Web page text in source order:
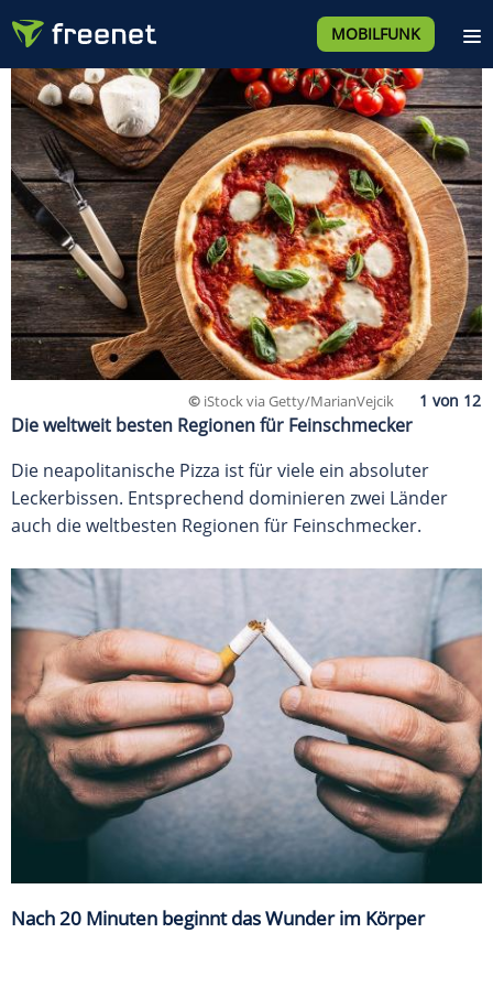
MOBILFUNK
© iStock via Getty/MarianVejcik
Die weltweit besten Regionen für Feinschmecker
Die neapolitanische Pizza ist für viele ein absoluter
Leckerbissen. Entsprechend dominieren zwei Länder
auch die weltbesten Regionen für Feinschmecker.
Nach 20 Minuten beginnt das Wunder im Körper